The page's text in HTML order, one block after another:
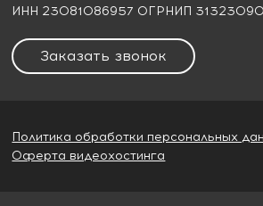
ИНН 23081086957 ОГРНИП
Заказать звонок
Политика обработки персональных
Оферта видеохостинга